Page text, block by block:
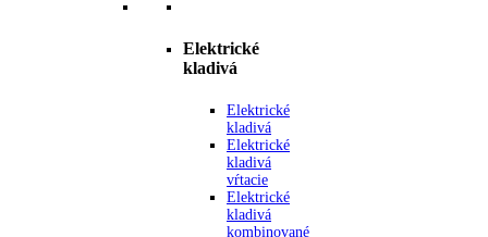
Elektrické
kladivá
Elektrické
kladivá
Elektrické
kladivá
vŕtacie
Elektrické
kladivá
kombinované